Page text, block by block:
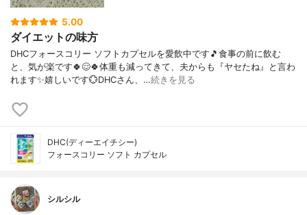
5.00
ダイエットの味方
DHCフォースコリー ソフトカプセルを愛飲中です🎵食事の前に飲む
と、気が楽です🍀😌🍀体重も減ってきて、夫からも『ヤセたね』と言わ
れます✨嬉しいです💮DHCさん、…続きを見る
DHC(ディーエイチシー)
フォースコリー ソフト カプセル
シルシル